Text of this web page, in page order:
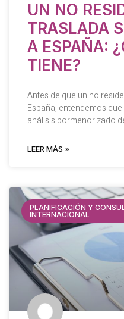
UN NO
TRASLADA
A ESPAÑA:
TIENE?
Antes de que un no
España, entendemos
análisis pormenorizado
LEER MÁS »
PLANIFICACIÓN Y
INTERNACIONAL